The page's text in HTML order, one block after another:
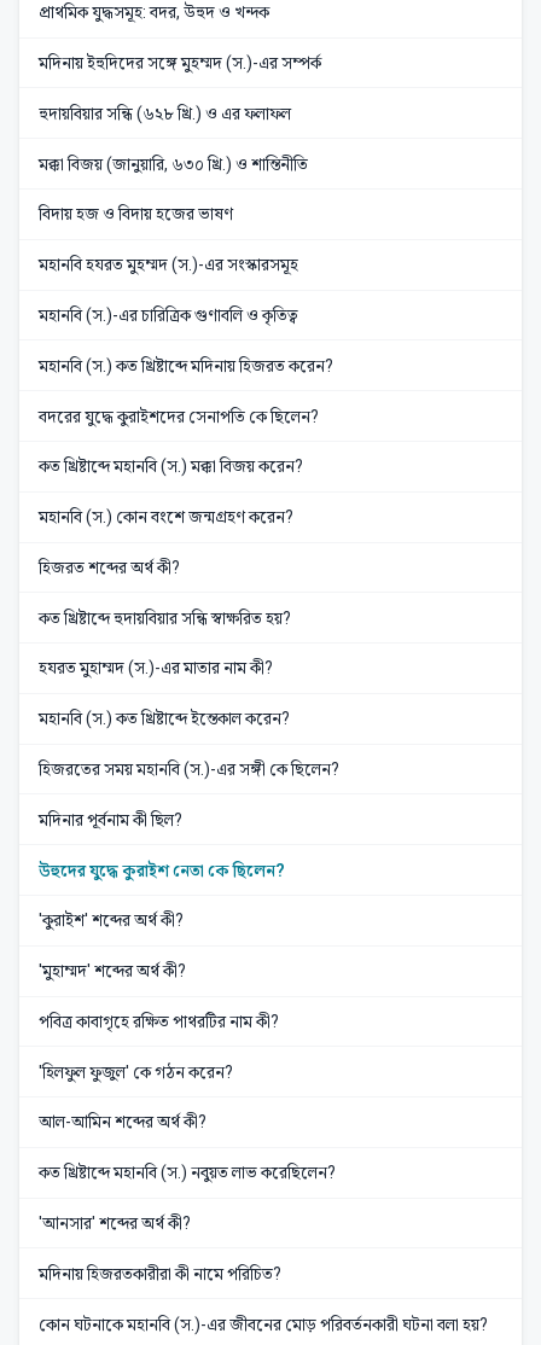
প্রাথমিক যুদ্ধসমূহ: বদর, উহুদ ও খন্দক
মদিনায় ইহুদিদের সঙ্গে মুহম্মদ (স.)-এর সম্পর্ক
হুদায়বিয়ার সন্ধি (৬২৮ খ্রি.) ও এর ফলাফল
মক্কা বিজয় (জানুয়ারি, ৬৩০ খ্রি.) ও শান্তিনীতি
বিদায় হজ ও বিদায় হজের ভাষণ
মহানবি হযরত মুহম্মদ (স.)-এর সংস্কারসমূহ
মহানবি (স.)-এর চারিত্রিক গুণাবলি ও কৃতিত্ব
মহানবি (স.) কত খ্রিষ্টাব্দে মদিনায় হিজরত করেন?
বদরের যুদ্ধে কুরাইশদের সেনাপতি কে ছিলেন?
কত খ্রিষ্টাব্দে মহানবি (স.) মক্কা বিজয় করেন?
মহানবি (স.) কোন বংশে জন্মগ্রহণ করেন?
হিজরত শব্দের অর্থ কী?
কত খ্রিষ্টাব্দে হুদায়বিয়ার সন্ধি স্বাক্ষরিত হয়?
হযরত মুহাম্মদ (স.)-এর মাতার নাম কী?
মহানবি (স.) কত খ্রিষ্টাব্দে ইন্তেকাল করেন?
হিজরতের সময় মহানবি (স.)-এর সঙ্গী কে ছিলেন?
মদিনার পূর্বনাম কী ছিল?
উহুদের যুদ্ধে কুরাইশ নেতা কে ছিলেন?
'কুরাইশ' শব্দের অর্থ কী?
'মুহাম্মদ' শব্দের অর্থ কী?
পবিত্র কাবাগৃহে রক্ষিত পাথরটির নাম কী?
'হিলফুল ফুজুল' কে গঠন করেন?
আল-আমিন শব্দের অর্থ কী?
কত খ্রিষ্টাব্দে মহানবি (স.) নবুয়ত লাভ করেছিলেন?
'আনসার' শব্দের অর্থ কী?
মদিনায় হিজরতকারীরা কী নামে পরিচিত?
কোন ঘটনাকে মহানবি (স.)-এর জীবনের মোড় পরিবর্তনকারী ঘটনা বলা হয়?